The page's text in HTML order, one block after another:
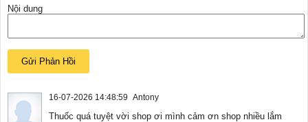
Nội dung
16-07-2026 14:48:59 Antony
Thuốc quá tuyệt vời shop ơi mình cảm ơn shop nhiều lắm